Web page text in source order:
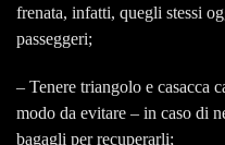
frenata, infatti, quegli stessi
passeggeri;
– Tenere triangolo e casacca
modo da evitare – in caso di
bagagli per recuperarli;